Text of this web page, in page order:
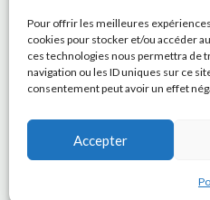
Pour offrir les meilleures
cookies pour stocker et/ou accéder
ces technologies nous permettra de
navigation ou les ID uniques sur ce
consentement peut avoir un effet
Accepter